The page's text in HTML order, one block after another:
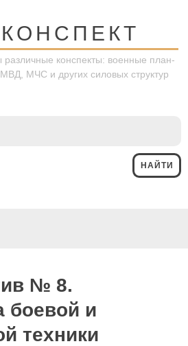
различные конспекты: военные план-
МЧС и других силовых структур
№ 8.
боевой и
техники